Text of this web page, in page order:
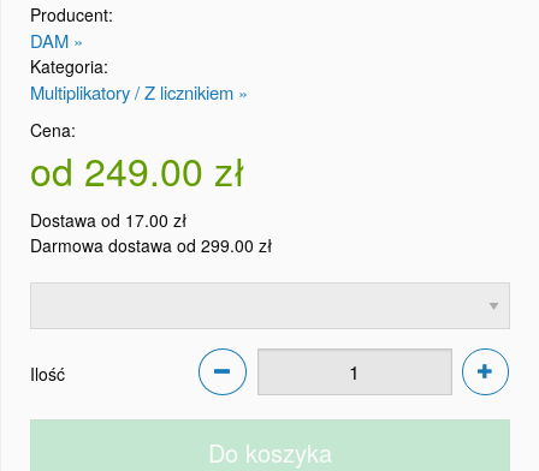
Producent:
DAM »
Kategoria:
Multiplikatory / Z licznikiem »
Cena:
od 249.00 zł
Dostawa od 17.00 zł
Darmowa dostawa od 299.00 zł
Ilość
Do koszyka